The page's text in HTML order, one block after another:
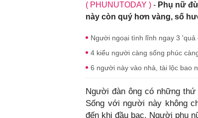
( PHUNUTODAY ) - Phụ nữ
này còn quý hơn vàng, số
Người ngoại tình lĩnh ngay 3
4 kiểu người càng sống phúc
6 người này vào nhà, tài lộc bao
Người đàn ông có những
Sống với người này không
đến khi đầu bạc. Người phụ